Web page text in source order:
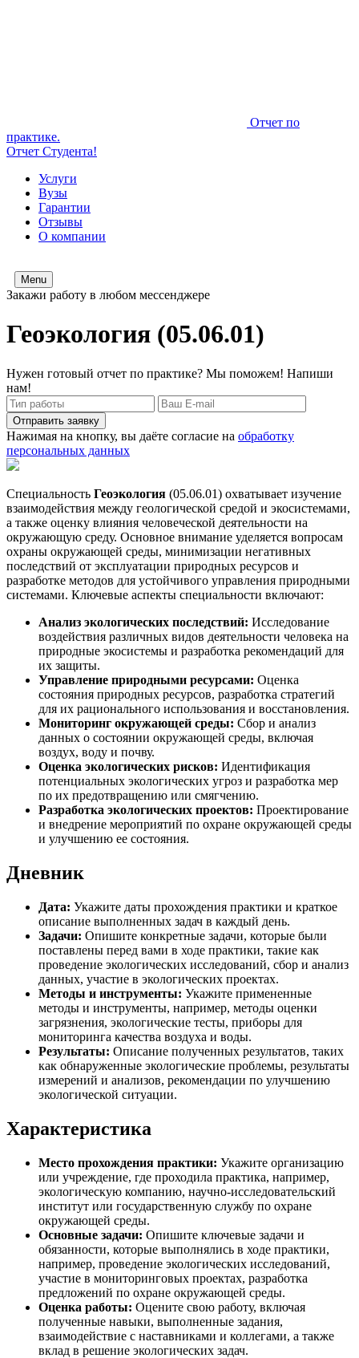
Отчет по
практике.
Отчет Студента!
Услуги
Вузы
Гарантии
Отзывы
О компании
Menu
Закажи работу в любом мессенджере
Геоэкология (05.06.01)
Нужен готовый отчет по практике? Мы поможем! Напиши
нам!
Отправить заявку
Нажимая на кнопку, вы даёте согласие на обработку
персональных данных
Специальность Геоэкология (05.06.01) охватывает изучение
взаимодействия между геологической средой и экосистемами,
а также оценку влияния человеческой деятельности на
окружающую среду. Основное внимание уделяется вопросам
охраны окружающей среды, минимизации негативных
последствий от эксплуатации природных ресурсов и
разработке методов для устойчивого управления природными
системами. Ключевые аспекты специальности включают:
Анализ экологических последствий: Исследование
воздействия различных видов деятельности человека на
природные экосистемы и разработка рекомендаций для
их защиты.
Управление природными ресурсами: Оценка
состояния природных ресурсов, разработка стратегий
для их рационального использования и восстановления.
Мониторинг окружающей среды: Сбор и анализ
данных о состоянии окружающей среды, включая
воздух, воду и почву.
Оценка экологических рисков: Идентификация
потенциальных экологических угроз и разработка мер
по их предотвращению или смягчению.
Разработка экологических проектов: Проектирование
и внедрение мероприятий по охране окружающей среды
и улучшению ее состояния.
Дневник
Дата: Укажите даты прохождения практики и краткое
описание выполненных задач в каждый день.
Задачи: Опишите конкретные задачи, которые были
поставлены перед вами в ходе практики, такие как
проведение экологических исследований, сбор и анализ
данных, участие в экологических проектах.
Методы и инструменты: Укажите примененные
методы и инструменты, например, методы оценки
загрязнения, экологические тесты, приборы для
мониторинга качества воздуха и воды.
Результаты: Описание полученных результатов, таких
как обнаруженные экологические проблемы, результаты
измерений и анализов, рекомендации по улучшению
экологической ситуации.
Характеристика
Место прохождения практики: Укажите организацию
или учреждение, где проходила практика, например,
экологическую компанию, научно-исследовательский
институт или государственную службу по охране
окружающей среды.
Основные задачи: Опишите ключевые задачи и
обязанности, которые выполнялись в ходе практики,
например, проведение экологических исследований,
участие в мониторинговых проектах, разработка
предложений по охране окружающей среды.
Оценка работы: Оцените свою работу, включая
полученные навыки, выполненные задания,
взаимодействие с наставниками и коллегами, а также
вклад в решение экологических задач.